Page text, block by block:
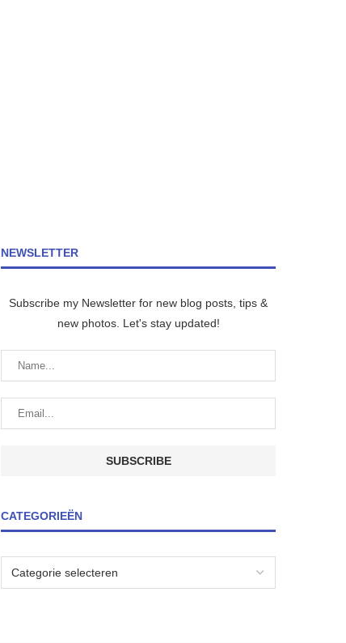
NEWSLETTER
Subscribe my Newsletter for new blog posts, tips &
new photos. Let's stay updated!
CATEGORIEËN